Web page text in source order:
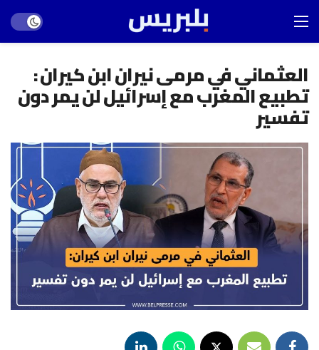
mode
العثماني في مرمى نيران ابن كيران :
تطبيع المغرب مع إسرائيل لن يمر دون
تفسير